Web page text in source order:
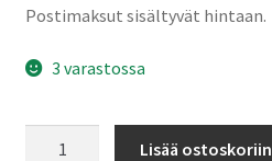
Postimaksut sisältyvät hintaan.
3 varastossa
Lisää ostoskoriin